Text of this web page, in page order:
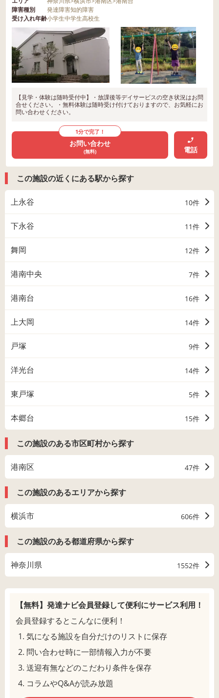
障害種別
発達障害知的障害
受け入れ年齢小学生中学生高校生
【見学・体験は随時受付中】・放課後等デイサービスの空き状況はお問
合せください。・無料体験は随時受け付けておりますので、お気軽にお
問い合わせください。
1分で完了！
お問い合わせ
(無料) 電話
この施設の近くにある駅から探す
上永谷 10件
下永谷 11件
舞岡 12件
港南中央 7件
港南台 16件
上大岡 14件
戸塚 9件
洋光台 14件
東戸塚 5件
本郷台 15件
この施設のある市区町村から探す
港南区 47件
この施設のあるエリアから探す
横浜市 606件
この施設のある都道府県から探す
神奈川県 1552件
【無料】発達ナビ会員登録して便利にサービス利用！
会員登録するとこんなに便利！
気になる施設を自分だけのリストに保存
問い合わせ時に一部情報入力が不要
送迎有無などのこだわり条件を保存
コラムやQ&Aが読み放題